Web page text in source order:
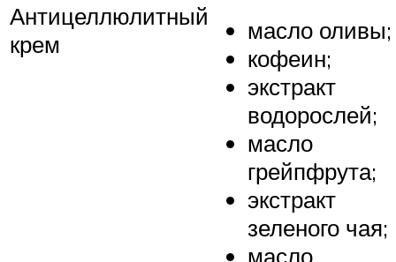
Антицеллюлитный
крем
масло оливы;
кофеин;
экстракт
водорослей;
масло
грейпфрута;
экстракт
зеленого чая;
масло